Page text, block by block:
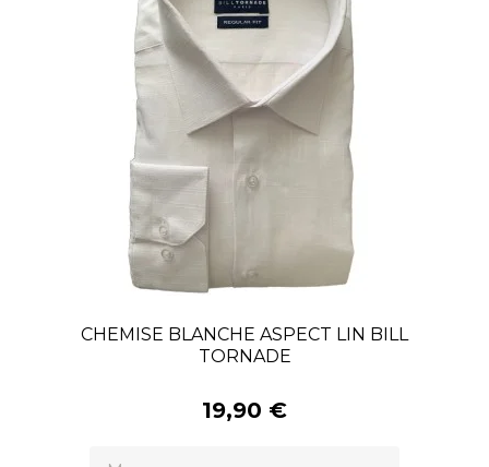
CHEMISE BLANCHE ASPECT LIN BILL
TORNADE
19,90 €